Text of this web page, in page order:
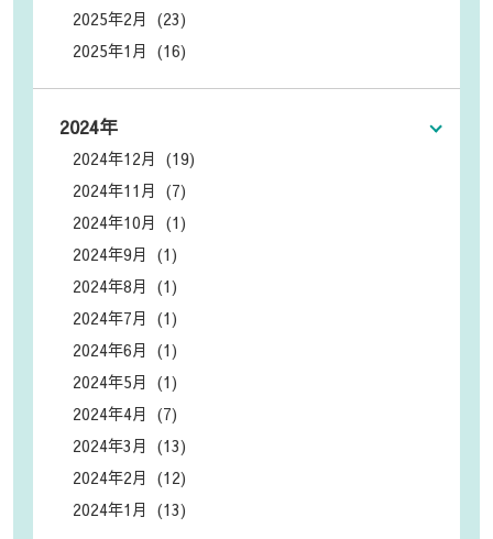
2025年2月 (23)
2025年1月 (16)
2024年
2024年12月 (19)
2024年11月 (7)
2024年10月 (1)
2024年9月 (1)
2024年8月 (1)
2024年7月 (1)
2024年6月 (1)
2024年5月 (1)
2024年4月 (7)
2024年3月 (13)
2024年2月 (12)
2024年1月 (13)